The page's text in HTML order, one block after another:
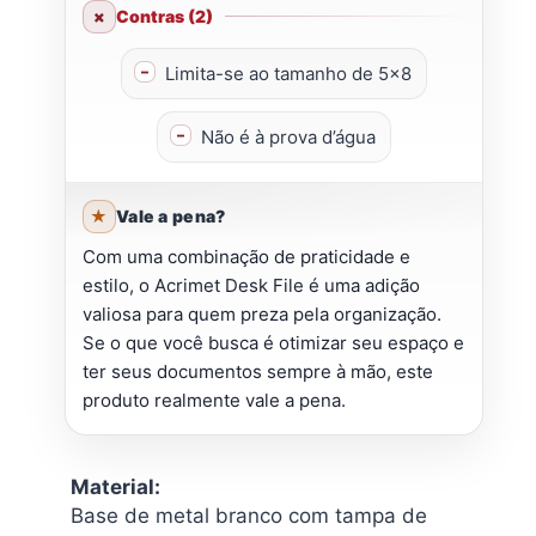
Contras (2)
Limita-se ao tamanho de 5×8
Não é à prova d’água
Vale a pena?
Com uma combinação de praticidade e
estilo, o Acrimet Desk File é uma adição
valiosa para quem preza pela organização.
Se o que você busca é otimizar seu espaço e
ter seus documentos sempre à mão, este
produto realmente vale a pena.
Material:
Base de metal branco com tampa de